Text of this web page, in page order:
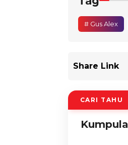
# Gus Alex
Share Link
CARI TAHU